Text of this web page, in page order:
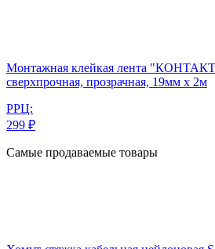
Монтажная клейкая лента
сверхпрочная, прозрачная, 19мм х 2м
РРЦ:
299 ₽
Самые продаваемые товары